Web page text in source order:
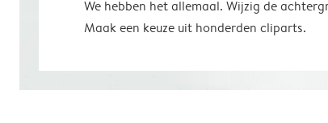
We hebben het allemaal. Wijzig de
Maak een keuze uit honderden cliparts.